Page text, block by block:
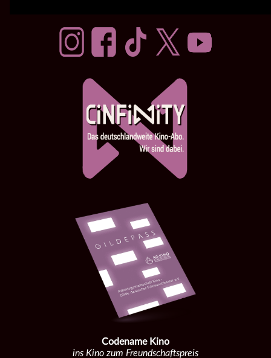
Codename Kino
ins Kino zum Freundschaftspreis